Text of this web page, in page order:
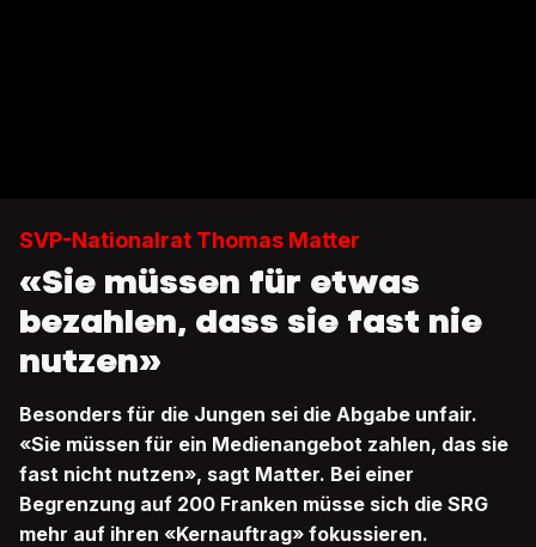
SVP-Nationalrat Thomas Matter
«Sie müssen für etwas
bezahlen, dass sie fast nie
nutzen»
Besonders für die Jungen sei die Abgabe unfair.
«Sie müssen für ein Medienangebot zahlen, das sie
fast nicht nutzen», sagt Matter. Bei einer
Begrenzung auf 200 Franken müsse sich die SRG
mehr auf ihren «Kernauftrag» fokussieren.